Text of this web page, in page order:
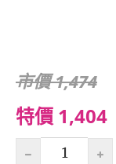
市價 1,474
特價 1,404